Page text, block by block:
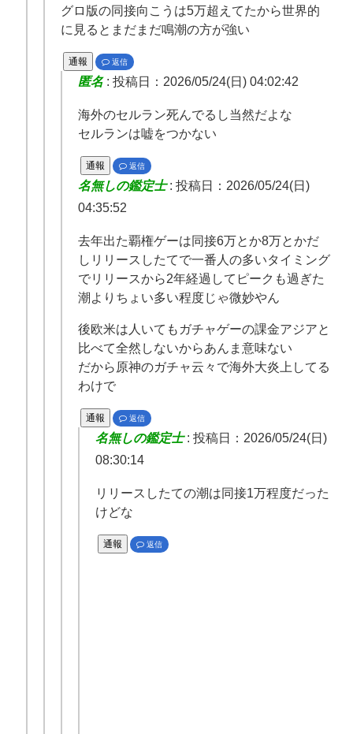
グロ版の同接向こうは5万超えてたから世界的
に見るとまだまだ鳴潮の方が強い
通報 返信
匿名: 投稿日：2026/05/24(日) 04:02:42
海外のセルラン死んでるし当然だよな
セルランは嘘をつかない
通報 返信
名無しの鑑定士: 投稿日：2026/05/24(日)
04:35:52
去年出た覇権ゲーは同接6万とか8万とかだ
しリリースしたてで一番人の多いタイミング
でリリースから2年経過してピークも過ぎた
潮よりちょい多い程度じゃ微妙やん
後欧米は人いてもガチャゲーの課金アジアと
比べて全然しないからあんま意味ない
だから原神のガチャ云々で海外大炎上してる
わけで
通報 返信
名無しの鑑定士: 投稿日：2026/05/24(日)
08:30:14
リリースしたての潮は同接1万程度だった
けどな
通報 返信